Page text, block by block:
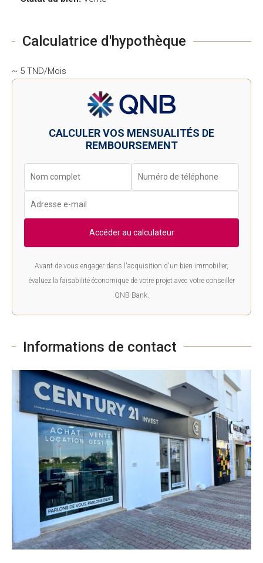
Calculatrice d'hypothèque
~ 5 TND/Mois
CALCULER VOS MENSUALITÉS DE
REMBOURSEMENT
Accéder au calculateur
Avant de vous engager dans l'acquisition d'un bien immobilier,
évaluez la faisabilité économique de votre projet avec votre conseiller
QNB Bank.
Informations de contact